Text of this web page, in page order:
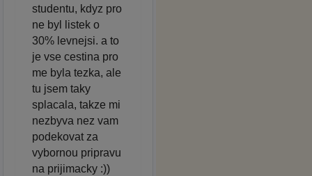
studentu, kdyz pro
ne byl listek o
30% levnejsi. a to
je vse cestina pro
me byla tezka, ale
tu jsem taky
splacala, takze mi
nezbyva nez vam
podekovat za
vybornou pripravu
na prijimacky :))